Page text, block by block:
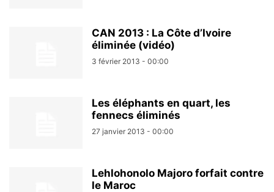
CAN 2013 : La Côte d’Ivoire
éliminée (vidéo)
3 février 2013 - 00:00
Les éléphants en quart, les
fennecs éliminés
27 janvier 2013 - 00:00
Lehlohonolo Majoro forfait contre
le Maroc